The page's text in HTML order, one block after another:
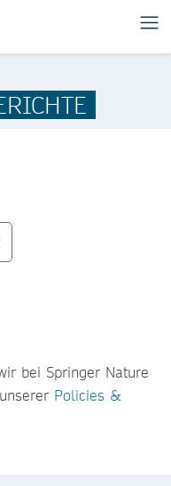
bei Springer Nature
Policies &